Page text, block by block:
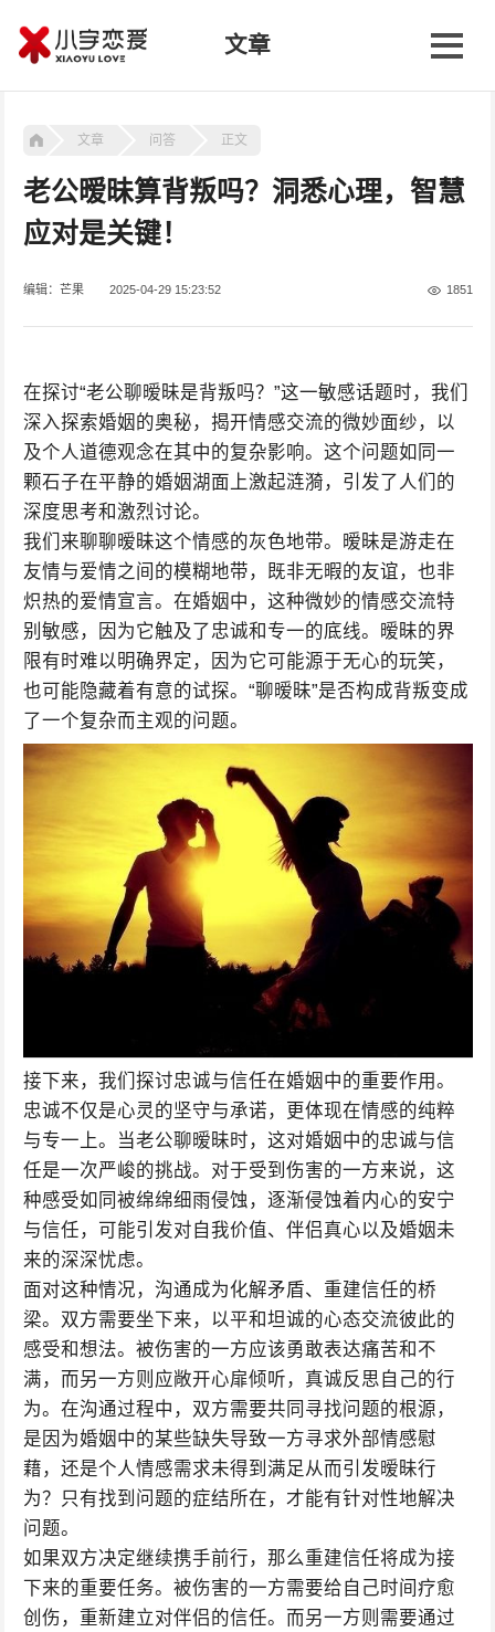
文章
文章 问答 正文
老公暧昧算背叛吗？洞悉心理，智慧
应对是关键！
编辑：芒果 2025-04-29 15:23:52 1851
在探讨“老公聊暧昧是背叛吗？”这一敏感话题时，我们
深入探索婚姻的奥秘，揭开情感交流的微妙面纱，以
及个人道德观念在其中的复杂影响。这个问题如同一
颗石子在平静的婚姻湖面上激起涟漪，引发了人们的
深度思考和激烈讨论。
我们来聊聊暧昧这个情感的灰色地带。暧昧是游走在
友情与爱情之间的模糊地带，既非无暇的友谊，也非
炽热的爱情宣言。在婚姻中，这种微妙的情感交流特
别敏感，因为它触及了忠诚和专一的底线。暧昧的界
限有时难以明确界定，因为它可能源于无心的玩笑，
也可能隐藏着有意的试探。“聊暧昧”是否构成背叛变成
了一个复杂而主观的问题。
接下来，我们探讨忠诚与信任在婚姻中的重要作用。
忠诚不仅是心灵的坚守与承诺，更体现在情感的纯粹
与专一上。当老公聊暧昧时，这对婚姻中的忠诚与信
任是一次严峻的挑战。对于受到伤害的一方来说，这
种感受如同被绵绵细雨侵蚀，逐渐侵蚀着内心的安宁
与信任，可能引发对自我价值、伴侣真心以及婚姻未
来的深深忧虑。
面对这种情况，沟通成为化解矛盾、重建信任的桥
梁。双方需要坐下来，以平和坦诚的心态交流彼此的
感受和想法。被伤害的一方应该勇敢表达痛苦和不
满，而另一方则应敞开心扉倾听，真诚反思自己的行
为。在沟通过程中，双方需要共同寻找问题的根源，
是因为婚姻中的某些缺失导致一方寻求外部情感慰
藉，还是个人情感需求未得到满足从而引发暧昧行
为？只有找到问题的症结所在，才能有针对性地解决
问题。
如果双方决定继续携手前行，那么重建信任将成为接
下来的重要任务。被伤害的一方需要给自己时间疗愈
创伤，重新建立对伴侣的信任。而另一方则需要通过